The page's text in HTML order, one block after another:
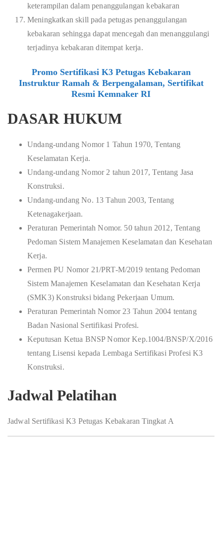
keterampilan dalam penanggulangan kebakaran
Meningkatkan skill pada petugas penanggulangan
kebakaran sehingga dapat mencegah dan menanggulangi
terjadinya kebakaran ditempat kerja.
Promo Sertifikasi K3 Petugas Kebakaran
Instruktur Ramah & Berpengalaman, Sertifikat
Resmi Kemnaker RI
DASAR HUKUM
Undang-undang Nomor 1 Tahun 1970, Tentang
Keselamatan Kerja.
Undang-undang Nomor 2 tahun 2017, Tentang Jasa
Konstruksi.
Undang-undang No. 13 Tahun 2003, Tentang
Ketenagakerjaan.
Peraturan Pemerintah Nomor. 50 tahun 2012, Tentang
Pedoman Sistem Manajemen Keselamatan dan Kesehatan
Kerja.
Permen PU Nomor 21/PRT-M/2019 tentang Pedoman
Sistem Manajemen Keselamatan dan Kesehatan Kerja
(SMK3) Konstruksi bidang Pekerjaan Umum.
Peraturan Pemerintah Nomor 23 Tahun 2004 tentang
Badan Nasional Sertifikasi Profesi.
Keputusan Ketua BNSP Nomor Kep.1004/BNSP/X/2016
tentang Lisensi kepada Lembaga Sertifikasi Profesi K3
Konstruksi.
Jadwal Pelatihan
Jadwal Sertifikasi K3 Petugas Kebakaran Tingkat A